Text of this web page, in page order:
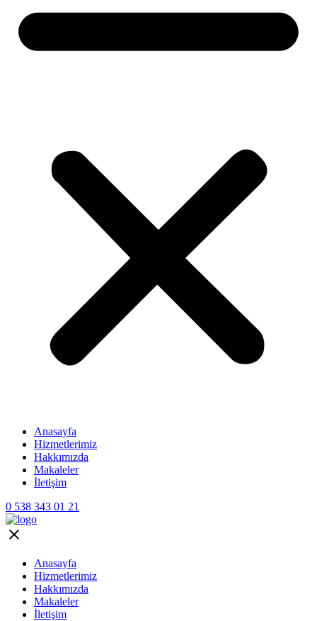
Anasayfa
Hizmetlerimiz
Hakkımızda
Makaleler
İletişim
0 538 343 01 21
Anasayfa
Hizmetlerimiz
Hakkımızda
Makaleler
İletişim